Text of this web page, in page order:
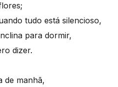
tudo está silencioso,
para dormir,
dizer.
de manhã,